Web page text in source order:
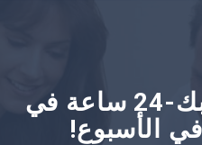
المحرك الخاص بك-24 ساعة في